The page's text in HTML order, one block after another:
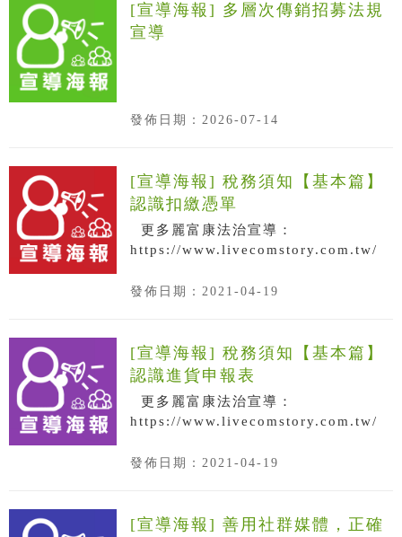
[宣導海報] 多層次傳銷招募法規
宣導
發佈日期：2026-07-14
[宣導海報] 稅務須知【基本篇】
認識扣繳憑單
更多麗富康法治宣導：
https://www.livecomstory.com.tw/
發佈日期：2021-04-19
[宣導海報] 稅務須知【基本篇】
認識進貨申報表
更多麗富康法治宣導：
https://www.livecomstory.com.tw/
發佈日期：2021-04-19
[宣導海報] 善用社群媒體，正確